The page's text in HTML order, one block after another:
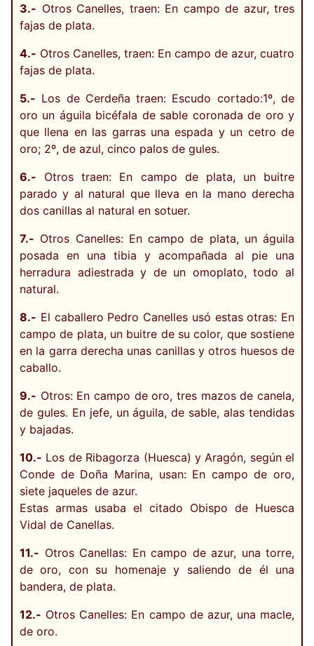
3.- Otros Canelles, traen: En campo de azur, tres
fajas de plata.
4.- Otros Canelles, traen: En campo de azur, cuatro
fajas de plata.
5.- Los de Cerdeña traen: Escudo cortado:1º, de
oro un águila bicéfala de sable coronada de oro y
que llena en las garras una espada y un cetro de
oro; 2º, de azul, cinco palos de gules.
6.- Otros traen: En campo de plata, un buitre
parado y al natural que lleva en la mano derecha
dos canillas al natural en sotuer.
7.- Otros Canelles: En campo de plata, un águila
posada en una tibia y acompañada al pie una
herradura adiestrada y de un omoplato, todo al
natural.
8.- El caballero Pedro Canelles usó estas otras: En
campo de plata, un buitre de su color, que sostiene
en la garra derecha unas canillas y otros huesos de
caballo.
9.- Otros: En campo de oro, tres mazos de canela,
de gules. En jefe, un águila, de sable, alas tendidas
y bajadas.
10.- Los de Ribagorza (Huesca) y Aragón, según el
Conde de Doña Marina, usan: En campo de oro,
siete jaqueles de azur.
Estas armas usaba el citado Obispo de Huesca
Vidal de Canellas.
11.- Otros Canellas: En campo de azur, una torre,
de oro, con su homenaje y saliendo de él una
bandera, de plata.
12.- Otros Canelles: En campo de azur, una macle,
de oro.